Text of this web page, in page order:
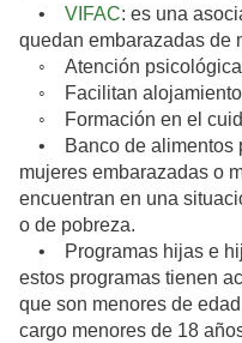
• VIFAC: es una
quedan embarazadas de
◦ Atención psicológica
◦ Facilitan alojamiento
◦ Formación en el
• Banco de alimentos
mujeres embarazadas o
encuentran en una
o de pobreza.
• Programas hijas e
estos programas tienen
que son menores de
cargo menores de 18